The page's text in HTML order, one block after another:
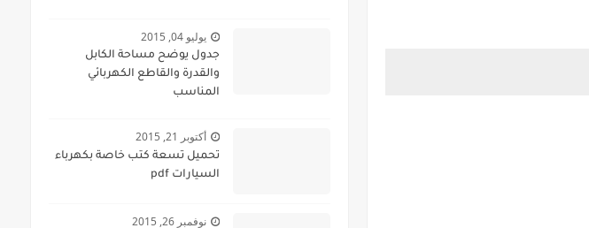
يوليو 04, 2015
جدول يوضح مساحة الكابل
والقدرة والقاطع الكهربائي
المناسب
أكتوبر 21, 2015
تحميل تسعة كتب خاصة بكهرباء
السيارات pdf
نوفمبر 26, 2015